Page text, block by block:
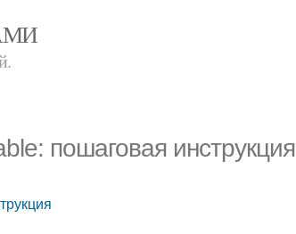
пошаговая инструкция